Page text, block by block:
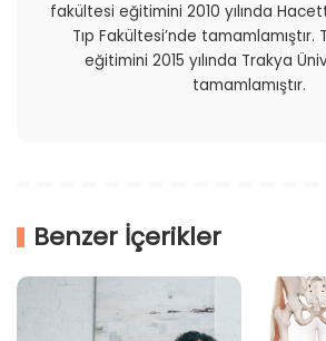
fakültesi eğitimini 2010 yılında
Tıp Fakültesi’nde tamamlamıştır.
eğitimini 2015 yılında Trakya
tamamlamıştır.
Benzer İçerikler